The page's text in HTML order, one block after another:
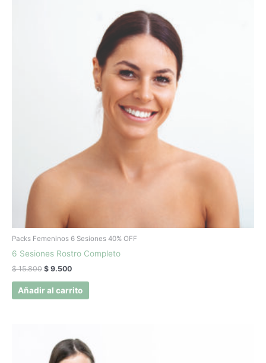
Packs Femeninos 6 Sesiones 40% OFF
6 Sesiones Rostro Completo
$15.800 $ 9.500
Añadir al carrito
precio
original
era:
precio
actual
es: